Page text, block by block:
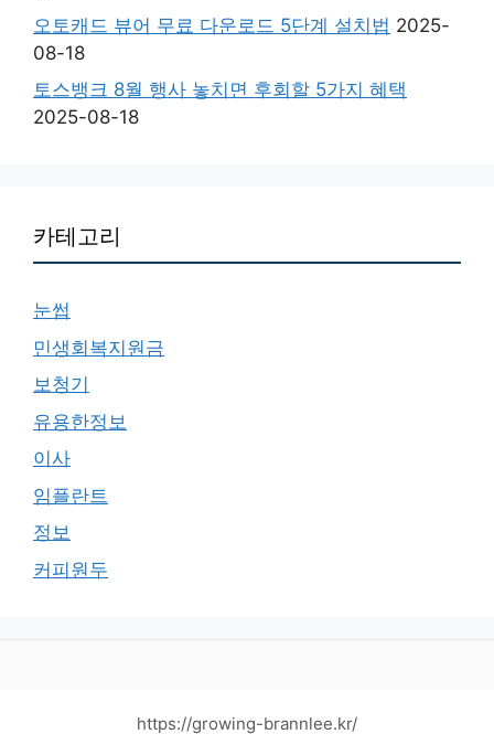
오토캐드 뷰어 무료 다운로드 5단계 설치법 2025-
08-18
토스뱅크 8월 행사 놓치면 후회할 5가지 혜택
2025-08-18
카테고리
눈썹
민생회복지원금
보청기
유용한정보
이사
임플란트
정보
커피원두
https://growing-brannlee.kr/